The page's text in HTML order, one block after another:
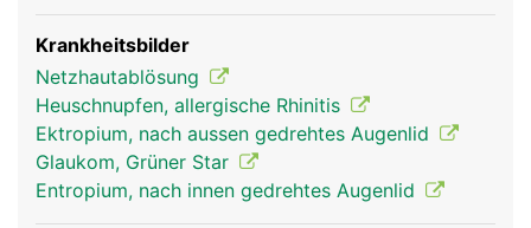
Bild erzeugen, das wir sehen. Dadurch dass der
Mensch zwei Augen besitzt, die von mehreren
Augenmuskeln genau koordiniert werden, ist ein
dreidimensionales (räumliches) Sehen möglich.
Krankheitsbilder
Netzhautablösung
Heuschnupfen, allergische Rhinitis
Ektropium, nach aussen gedrehtes Augenlid
Glaukom, Grüner Star
Entropium, nach innen gedrehtes Augenlid